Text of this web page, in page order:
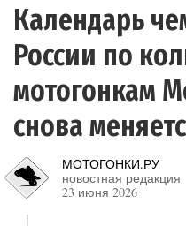
Календарь
России по
мотогонкам
снова
МОТОГОНКИ.РУ
новостная редакция
23 июня 2026